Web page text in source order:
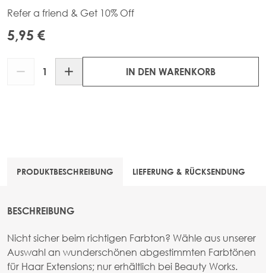
Refer a friend & Get 10% Off
5,95 €
IN DEN WARENKORB
PRODUKTBESCHREIBUNG LIEFERUNG & RÜCKSENDUNG
BESCHREIBUNG
Nicht sicher beim richtigen Farbton? Wähle aus unserer
Auswahl an wunderschönen abgestimmten Farbtönen
für Haar Extensions; nur erhältlich bei Beauty Works.